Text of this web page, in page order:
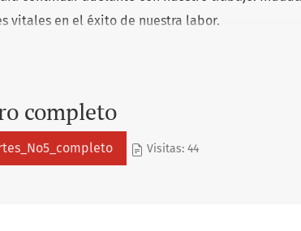
vitales en el éxito de nuestra labor.
completo
Visitas: 44